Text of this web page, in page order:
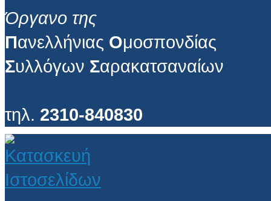
Όργανο της
Πανελλήνιας Ομοσπονδίας
Συλλόγων Σαρακατσαναίων
τηλ. 2310-840830